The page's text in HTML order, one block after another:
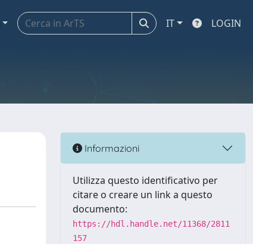
IT LOGIN
Informazioni
Utilizza questo identificativo per
citare o creare un link a questo
documento:
https://hdl.handle.net/11368/2811
157